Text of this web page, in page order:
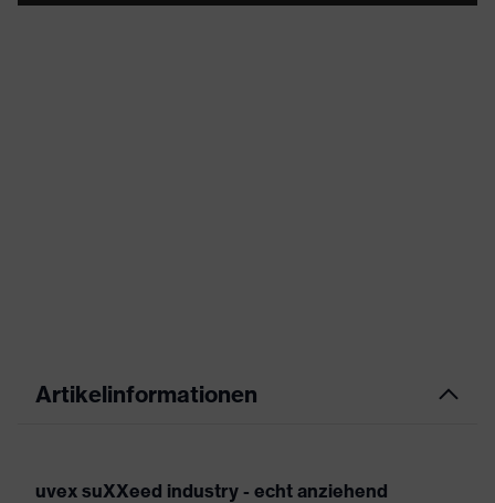
Artikelinformationen
uvex suXXeed industry - echt anziehend